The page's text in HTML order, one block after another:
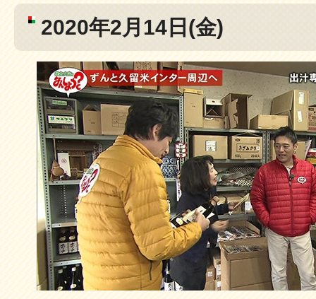
2020年2月14日(金)